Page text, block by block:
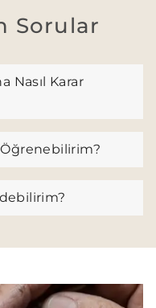
Sorular
Nasıl Karar
Öğrenebilirim?